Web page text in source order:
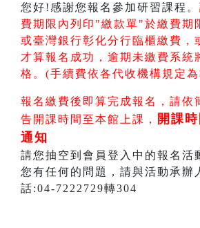
您好!感謝您報名參加研習課程。
費期限內列印"繳款單"於繳費期
或臺灣銀行彰化分行臨櫃繳費，
才算報名成功，逾期未繳費系統
格。(手續費依各代收機構規定
報名繳費後即算完成報名，請依
告開課時間至本館上課，
開課
通知
請您抽空到會員登入中的報名活
您有任何的問題，請與活動承辦
話:04-7222729轉304